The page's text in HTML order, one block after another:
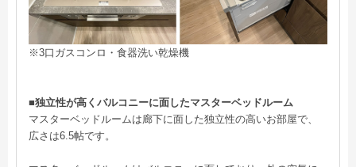
※3口ガスコンロ・食器洗い乾燥機
■独立性が高くバルコニーに面したマスターベッドルーム
マスターベッドルームは廊下に面した独立性の高いお部屋で、
広さは6.5帖です。